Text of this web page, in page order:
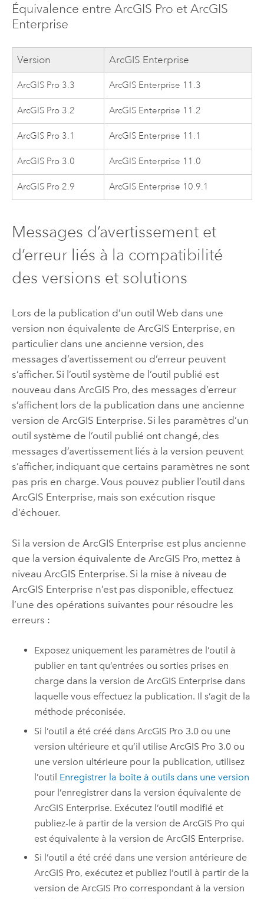
Équivalence entre ArcGIS Pro etArcGIS
Enterprise
Version ArcGIS Enterprise
ArcGIS Pro 3.3 ArcGIS Enterprise 11.3
ArcGIS Pro 3.2 ArcGIS Enterprise 11.2
ArcGIS Pro 3.1 ArcGIS Enterprise 11.1
ArcGIS Pro 3.0 ArcGIS Enterprise 11.0
ArcGIS Pro 2.9 ArcGIS Enterprise 10.9.1
Messages d’avertissement et
d’erreur liés à la compatibilité
des versions et solutions
Lors de la publication d’un outil Web dans une
version non équivalente de ArcGIS Enterprise, en
particulier dans une ancienne version, des
messages d’avertissement ou d’erreur peuvent
s’afficher. Si l’outil système de l’outil publié est
nouveau dans ArcGIS Pro, des messages d’erreur
s’affichent lors de la publication dans une ancienne
version de ArcGIS Enterprise. Si les paramètres d’un
outil système de l’outil publié ont changé, des
messages d’avertissement liés à la version peuvent
s’afficher, indiquant que certains paramètres ne sont
pas pris en charge. Vous pouvez publier l’outil dans
ArcGIS Enterprise, mais son exécution risque
d’échouer.
Si la version de ArcGIS Enterprise est plus ancienne
que la version équivalente de ArcGIS Pro, mettez à
niveau ArcGIS Enterprise. Si la mise à niveau de
ArcGIS Enterprise n’est pas disponible, effectuez
l’une des opérations suivantes pour résoudre les
erreurs :
Exposez uniquement les paramètres de l’outil à
publier en tant qu’entrées ou sorties prises en
charge dans la version deArcGIS Enterprise dans
laquelle vous effectuez la publication. Il s’agit de la
méthode préconisée.
Si l’outil a été créé dansArcGIS Pro 3.0 ou une
version ultérieure et qu’il utiliseArcGIS Pro 3.0 ou
une version ultérieure pour la publication, utilisez
l’outil Enregistrer la boîte à outils dans une version
pour l’enregistrer dans la version équivalente de
ArcGIS Enterprise. Exécutez l’outil modifié et
publiez-le à partir de la version deArcGIS Pro qui
est équivalente à la version deArcGIS Enterprise.
Si l’outil a été créé dans une version antérieure de
ArcGIS Pro, exécutez et publiez l’outil à partir de la
version deArcGIS Pro correspondant à la version